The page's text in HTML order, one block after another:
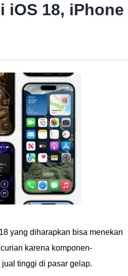
iOS 18, iPhone
yang diharapkan bisa menekan
karena komponen-
tinggi di pasar gelap.